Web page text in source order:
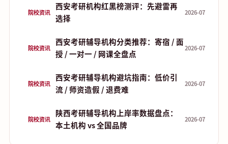
院校资讯
西安考研机构红黑榜测评：先避雷再
选择
2026-07
院校资讯
西安考研辅导机构分类推荐：寄宿 / 面
授 / 一对一 / 网课全盘点
2026-07
院校资讯
西安考研辅导机构避坑指南：低价引
流 / 师资造假 / 退费难
2026-07
院校资讯
陕西考研辅导机构上岸率数据盘点：
本土机构 vs 全国品牌
2026-07